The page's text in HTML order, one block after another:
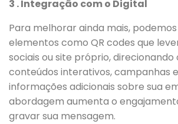
3 . Integração com o Digital
Para melhorar ainda mais,
elementos como QR codes que
sociais ou site próprio,
conteúdos interativos, campanhas
informações adicionais sobre sua
abordagem aumenta o
gravar sua mensagem.